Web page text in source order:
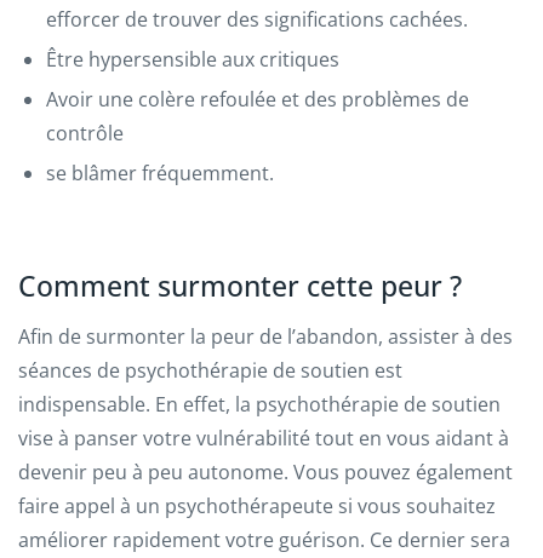
efforcer de trouver des significations cachées.
Être hypersensible aux critiques
Avoir une colère refoulée et des problèmes de
contrôle
se blâmer fréquemment.
Comment surmonter cette peur ?
Afin de surmonter la peur de l’abandon, assister à des
séances de psychothérapie de soutien est
indispensable. En effet, la psychothérapie de soutien
vise à panser votre vulnérabilité tout en vous aidant à
devenir peu à peu autonome. Vous pouvez également
faire appel à un psychothérapeute si vous souhaitez
améliorer rapidement votre guérison. Ce dernier sera